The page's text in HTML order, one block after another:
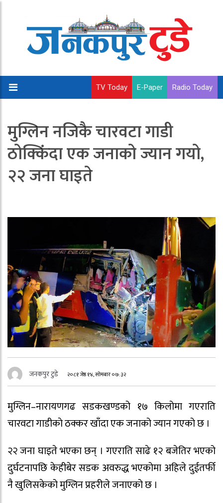
TV Today E-Paper Radio Today
मुग्लिन नजिकै चारवटा गाडी
ठोक्किंदा एक जनाको ज्यान गयो,
२२ जना घाइते
जनकपुर टुडे २०८१ जेष्ठ १४, सोमबार ०७:३२
मुग्लिन–नारायणगढ सडकखण्डको १७ किलोमा गएराति
चारवटा गाडीकाे ठक्कर खाँदा एक जनाको ज्यान गएको छ ।
२२ जना घाइते भएका छन् । गएराति साढे १२ बजेतिर भएको
दुर्घटनापछि केहीबेर सडक अवरुद्ध भएकोमा अहिले दुईतर्फी
नै खुलिसकेको मुग्लिन प्रहरीले जनाएको छ ।